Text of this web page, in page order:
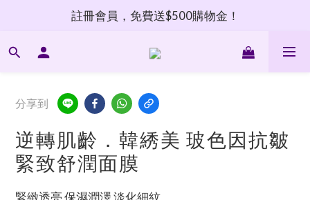
註冊會員，免費送$500購物金！
分享到
逆轉肌齡．韓綉美 玻色因抗皺
緊致舒潤面膜
緊緻透亮 保濕潤澤 淡化細紋